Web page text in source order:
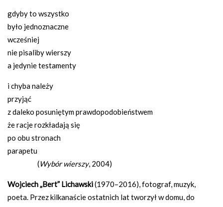
gdyby to wszystko
było jednoznaczne
wcześniej
nie pisaliby wierszy
a jedynie testamenty
i chyba należy
przyjąć
z daleko posuniętym prawdopodobieństwem
że racje rozkładają się
po obu stronach
parapetu
(Wybór wierszy, 2004)
Wojciech „Bert” Lichawski(1970–2016), fotograf, muzyk,
poeta. Przez kilkanaście ostatnich lat tworzył w domu, do